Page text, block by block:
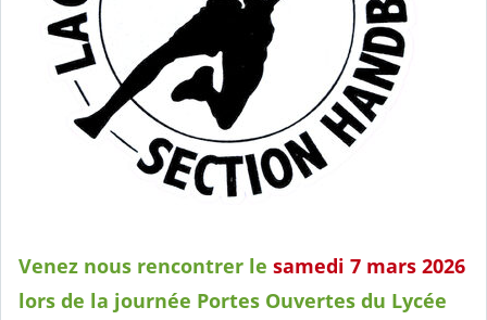
Venez nous rencontrer le samedi 7 mars 2026
lors de la journée Portes Ouvertes du Lycée